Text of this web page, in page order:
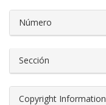
Número
Sección
Copyright Information